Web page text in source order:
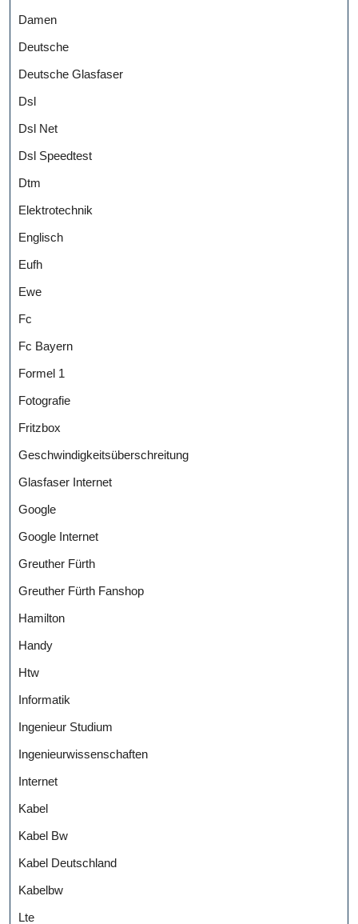
Damen
Deutsche
Deutsche Glasfaser
Dsl
Dsl Net
Dsl Speedtest
Dtm
Elektrotechnik
Englisch
Eufh
Ewe
Fc
Fc Bayern
Formel 1
Fotografie
Fritzbox
Geschwindigkeitsüberschreitung
Glasfaser Internet
Google
Google Internet
Greuther Fürth
Greuther Fürth Fanshop
Hamilton
Handy
Htw
Informatik
Ingenieur Studium
Ingenieurwissenschaften
Internet
Kabel
Kabel Bw
Kabel Deutschland
Kabelbw
Lte